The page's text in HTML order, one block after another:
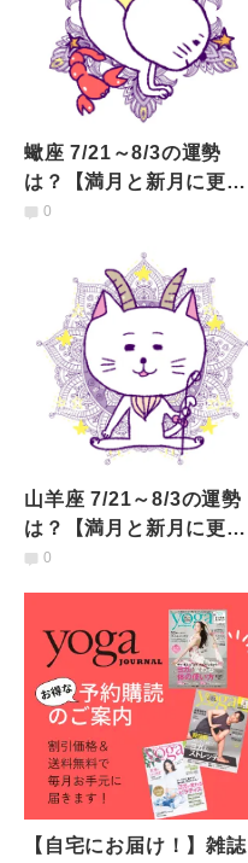
蠍座 7/21～8/3の運勢
は？【満月と新月に更
新！インド占星術】
0
山羊座 7/21～8/3の運勢
は？【満月と新月に更
新！インド占星術】
0
【自宅にお届け！】雑誌